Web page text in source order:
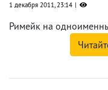
1 декабря 2011, 23:14
Римейк на